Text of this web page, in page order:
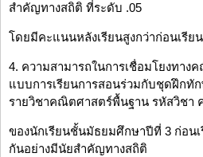
สำคัญทางสถิติ ที่ระดับ .05
โดยมีคะแนนหลังเรียนสูงกว่าก่อนเรียน
4. ความสามารถในการเชื่อมโยงทาง
แบบการเรียนการสอนร่วมกับชุดฝึกทัก
รายวิชาคณิตศาสตร์พื้นฐาน รหัสวิชา
ของนักเรียนชั้นมัธยมศึกษาปีที่ 3 ก่อน
กันอย่างมีนัยสำคัญทางสถิติ